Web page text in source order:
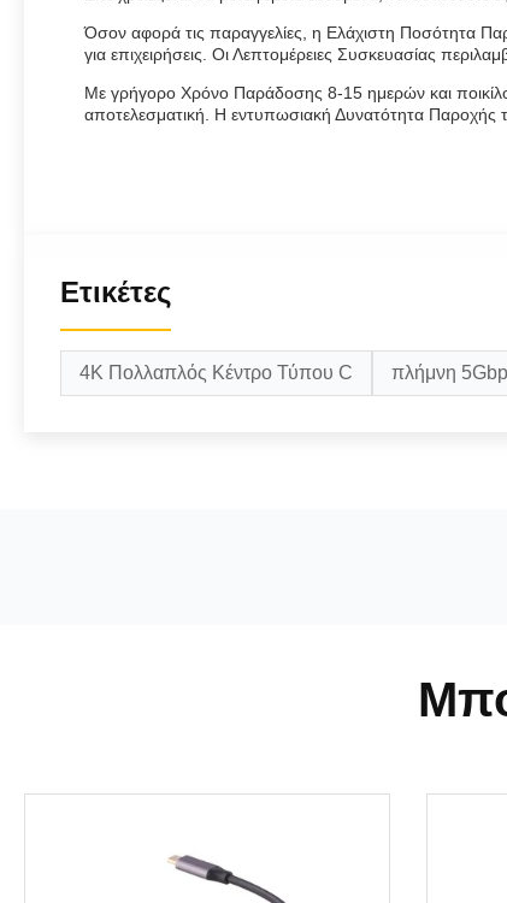
Όσον αφορά τις παραγγελίες, η Ελάχιστη Ποσότητα
για επιχειρήσεις. Οι Λεπτομέρειες Συσκευασίας
Με γρήγορο Χρόνο Παράδοσης 8-15 ημερών και
αποτελεσματική. Η εντυπωσιακή Δυνατότητα Παροχής
Ετικέτες
4K Πολλαπλός Κέντρο Τύπου C πλήμνη